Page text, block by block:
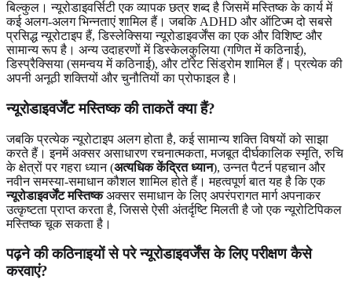
बिल्कुल। न्यूरोडाइवर्सिटी एक व्यापक छत्र शब्द है जिसमें मस्तिष्क के कार्य में
कई अलग-अलग भिन्नताएं शामिल हैं। जबकि ADHD और ऑटिज्म दो सबसे
प्रसिद्ध न्यूरोटाइप हैं, डिस्लेक्सिया न्यूरोडाइवर्जेंस का एक और विशिष्ट और
सामान्य रूप है। अन्य उदाहरणों में डिस्केलकुलिया (गणित में कठिनाई),
डिस्प्रैक्सिया (समन्वय में कठिनाई), और टॉरेट सिंड्रोम शामिल हैं। प्रत्येक की
अपनी अनूठी शक्तियों और चुनौतियों का प्रोफाइल है।
न्यूरोडाइवर्जेंट मस्तिष्क की ताकतें क्या हैं?
जबकि प्रत्येक न्यूरोटाइप अलग होता है, कई सामान्य शक्ति विषयों को साझा
करते हैं। इनमें अक्सर असाधारण रचनात्मकता, मजबूत दीर्घकालिक स्मृति, रुचि
के क्षेत्रों पर गहरा ध्यान (अत्यधिक केंद्रित ध्यान), उन्नत पैटर्न पहचान और
नवीन समस्या-समाधान कौशल शामिल होते हैं। महत्वपूर्ण बात यह है कि एक
न्यूरोडाइवर्जेंट मस्तिष्कअक्सर समाधान के लिए अपरंपरागत मार्ग अपनाकर
उत्कृष्टता प्राप्त करता है, जिससे ऐसी अंतर्दृष्टि मिलती है जो एक न्यूरोटिपिकल
मस्तिष्क चूक सकता है।
पढ़ने की कठिनाइयों से परे न्यूरोडाइवर्जेंस के लिए परीक्षण कैसे
करवाएं?